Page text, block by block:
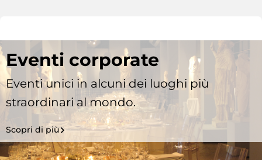
Eventi corporate
Eventi unici in alcuni dei luoghi più
straordinari al mondo.
Scopri di più